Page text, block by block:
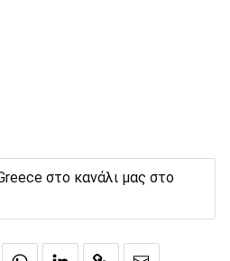
στο κανάλι μας στο